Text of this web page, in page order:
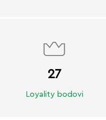
27
Loyality bodovi